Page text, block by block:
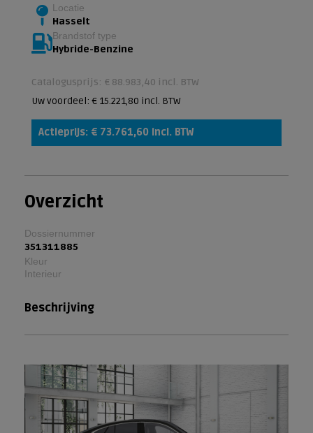
Locatie
Hasselt
Brandstof type
Hybride-Benzine
Catalogusprijs: € 88.983,40 incl. BTW
Uw voordeel: € 15.221,80 incl. BTW
Actieprijs: € 73.761,60 incl. BTW
Overzicht
Dossiernummer
351311885
Kleur
Interieur
Beschrijving